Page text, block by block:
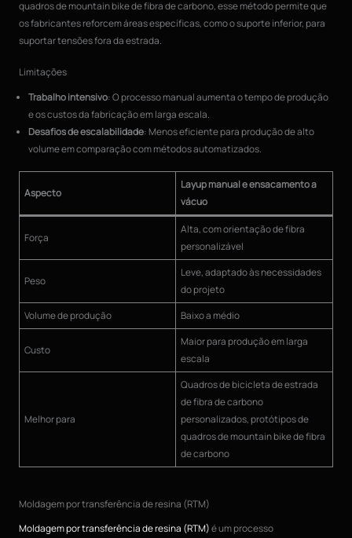
quadros de mountain bike de fibra de carbono, esse método permite que
os fabricantes reforcem áreas específicas, como o suporte inferior, para
suportar tensões fora da estrada.
Limitações
Trabalho intensivo: O processo manual aumenta o tempo de produção
e os custos da fabricação em larga escala.
Desafios de escalabilidade: Menos eficiente para produção de alto
volume em comparação com métodos automatizados.
Aspecto
Layup manual e ensacamento a
vácuo
Força
Alta, com orientação de fibra
personalizável
Peso
Leve, adaptado às necessidades
do projeto
Volume de produção
Baixo a médio
Custo
Maior para produção em larga
escala
Melhor para
Quadros de bicicleta de estrada
de fibra de carbono
personalizados, protótipos de
quadros de mountain bike de fibra
de carbono
Moldagem por transferência de resina (RTM)
Moldagem por transferência de resina (RTM)é um processo